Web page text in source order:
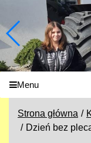
Menu
Strona główna
Dzień bez